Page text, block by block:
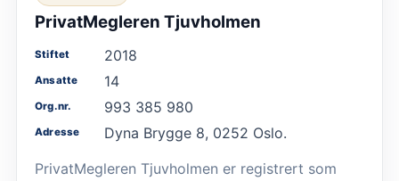
PrivatMegleren Tjuvholmen
Stiftet 2018
Ansatte 14
Org.nr. 993 385 980
Adresse
Dyna Brygge 8, 0252 Oslo.
PrivatMegleren Tjuvholmen er registrert som